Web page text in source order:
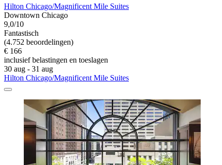
Hilton Chicago/Magnificent Mile Suites
Downtown Chicago
9,0/10
Fantastisch
(4.752 beoordelingen)
€ 166
inclusief belastingen en toeslagen
30 aug - 31 aug
Hilton Chicago/Magnificent Mile Suites